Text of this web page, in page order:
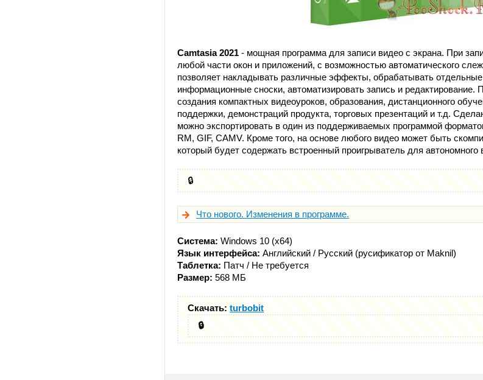
Camtasia 2021 - мощная программа для записи видео с экрана. При
любой части окон и приложений, с возможностью автоматического
позволяет накладывать различные эффекты, обрабатывать
информационные сноски, автоматизировать запись и редактирование.
создания компактных видеоуроков, образования, дистанционного
поддержки, демонстраций продукта, торговых презентаций и т.д.
можно экспортировать в один из поддерживаемых программой
RM, GIF, CAMV. Кроме того, на основе любого видео может быть
который будет содержать встроенный проигрыватель для автономного
🔒
Что нового. Изменения в программе.
Система: Windows 10 (x64)
Язык интерфейса: Английский / Русский (русификатор от Maknil)
Таблетка: Патч / Не требуется
Размер: 568 МБ
Скачать:turbobit
🔒